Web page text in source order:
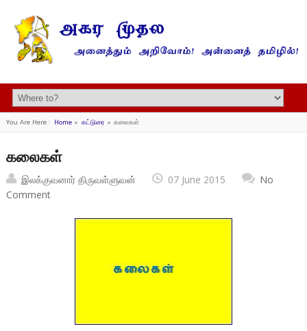
You Are Here : Home» கட்டுரை » கலைகள்
கலைகள்
இலக்குவனார் திருவள்ளுவன் 07 June 2015
No
Comment